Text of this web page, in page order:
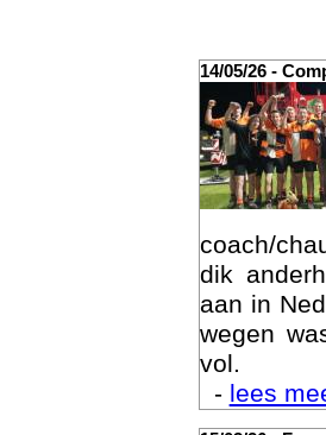
14/05/26 -
coach/
dik
aan in
wegen
vol.
- lees